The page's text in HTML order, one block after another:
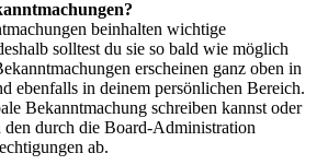
beinhalten wichtige
solltest du sie so bald wie möglich
erscheinen ganz oben in
ebenfalls in deinem persönlichen Bereich.
Bekanntmachung schreiben kannst oder
den durch die Board-Administration
ab.